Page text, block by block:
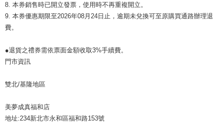
8. 本券銷售時已開立發票，使用時不再重複開立。
9. 本券優惠期限至2026年08月24日止，逾期未兌換可至原購買通路辦理退
費。
●退貨之禮券需依票面金額收取3%手續費。
門市資訊
雙北/基隆地區
美夢成真福和店
地址:234新北市永和區福和路153號